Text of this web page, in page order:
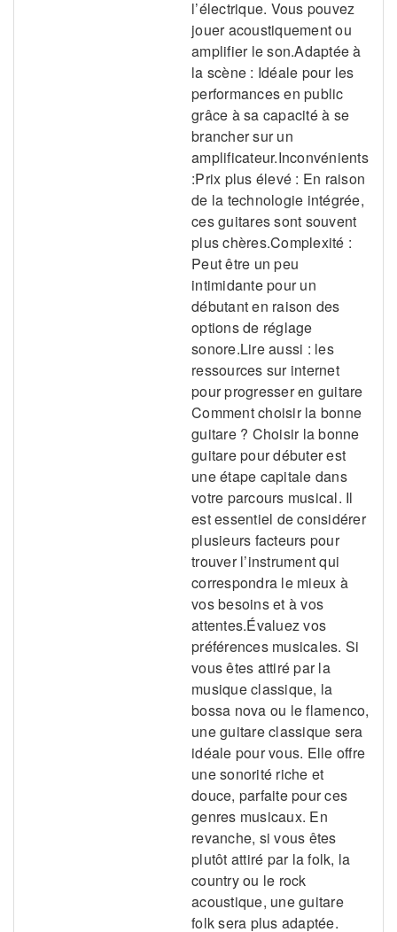
l’électrique. Vous pouvez
jouer acoustiquement ou
amplifier le son.Adaptée à
la scène : Idéale pour les
performances en public
grâce à sa capacité à se
brancher sur un
amplificateur.Inconvénients
:Prix plus élevé : En raison
de la technologie intégrée,
ces guitares sont souvent
plus chères.Complexité :
Peut être un peu
intimidante pour un
débutant en raison des
options de réglage
sonore.Lire aussi : les
ressources sur internet
pour progresser en guitare
Comment choisir la bonne
guitare ? Choisir la bonne
guitare pour débuter est
une étape capitale dans
votre parcours musical. Il
est essentiel de considérer
plusieurs facteurs pour
trouver l’instrument qui
correspondra le mieux à
vos besoins et à vos
attentes.Évaluez vos
préférences musicales. Si
vous êtes attiré par la
musique classique, la
bossa nova ou le flamenco,
une guitare classique sera
idéale pour vous. Elle offre
une sonorité riche et
douce, parfaite pour ces
genres musicaux. En
revanche, si vous êtes
plutôt attiré par la folk, la
country ou le rock
acoustique, une guitare
folk sera plus adaptée.